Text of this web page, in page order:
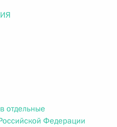
отдельные
Федерации